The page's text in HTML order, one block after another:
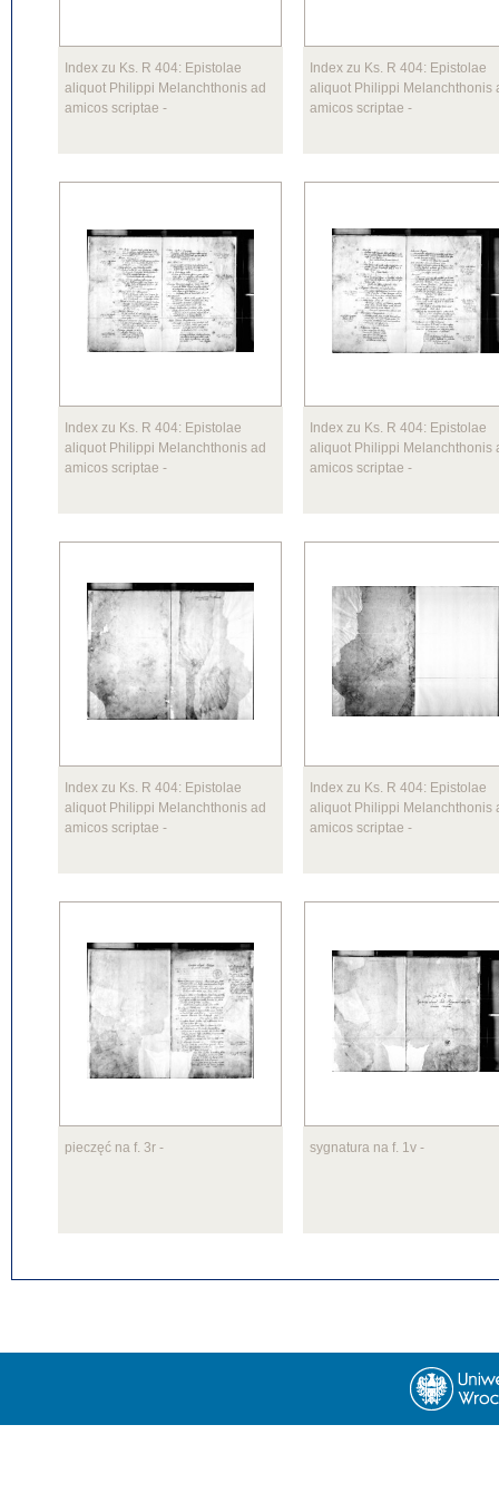
Index zu Ks. R 404: Epistolae
aliquot Philippi Melanchthonis ad
amicos scriptae -
Index zu Ks. R 404: Epistolae
aliquot Philippi Melanchthonis
amicos scriptae -
Index zu Ks. R 404: Epistolae
aliquot Philippi Melanchthonis ad
amicos scriptae -
Index zu Ks. R 404: Epistolae
aliquot Philippi Melanchthonis
amicos scriptae -
Index zu Ks. R 404: Epistolae
aliquot Philippi Melanchthonis ad
amicos scriptae -
Index zu Ks. R 404: Epistolae
aliquot Philippi Melanchthonis
amicos scriptae -
pieczęć na f. 3r - sygnatura na f. 1v -